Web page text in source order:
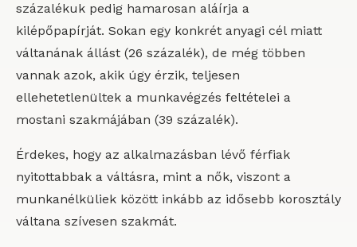
százalékuk pedig hamarosan aláírja a
kilépőpapírját. Sokan egy konkrét anyagi cél miatt
váltanának állást (26 százalék), de még többen
vannak azok, akik úgy érzik, teljesen
ellehetetlenültek a munkavégzés feltételei a
mostani szakmájában (39 százalék).
Érdekes, hogy az alkalmazásban lévő férfiak
nyitottabbak a váltásra, mint a nők, viszont a
munkanélküliek között inkább az idősebb korosztály
váltana szívesen szakmát.